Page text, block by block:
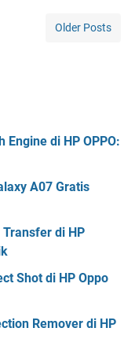
Older Posts
di HP OPPO:
A07 Gratis
di HP
Shot di HP Oppo
Remover di HP